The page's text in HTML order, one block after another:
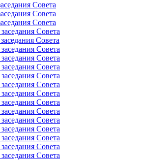
Совета
Совета
Совета
Совета
Совета
Совета
Совета
Совета
Совета
Совета
Совета
Совета
Совета
Совета
Совета
Совета
Совета
Совета